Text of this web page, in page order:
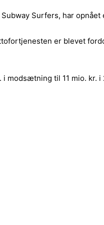
Surfers, har
er blevet
modsætning til 11 mio. kr.